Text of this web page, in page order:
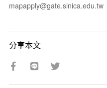
mapapply@gate.sinica.edu.tw
分享本文